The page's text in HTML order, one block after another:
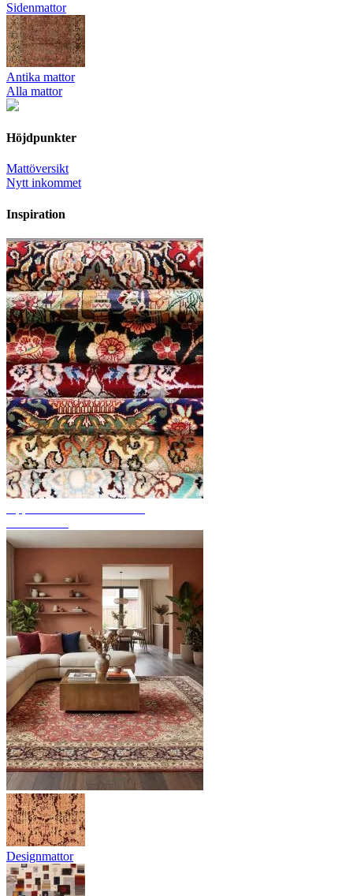
Sidenmattor
Antika mattor
Alla mattor
Höjdpunkter
Mattöversikt
Nytt inkommet
Inspiration
Designmattor